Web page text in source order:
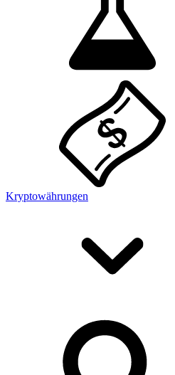
Kryptowährungen